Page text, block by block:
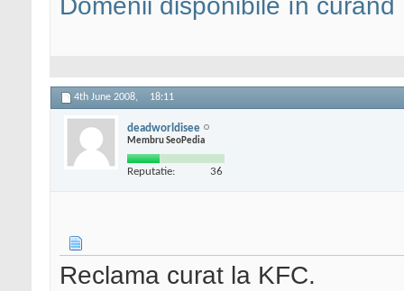
4th June 2008, 18:11
deadworldisee
Membru SeoPedia
Reputatie: 36
Reclama curat la KFC.